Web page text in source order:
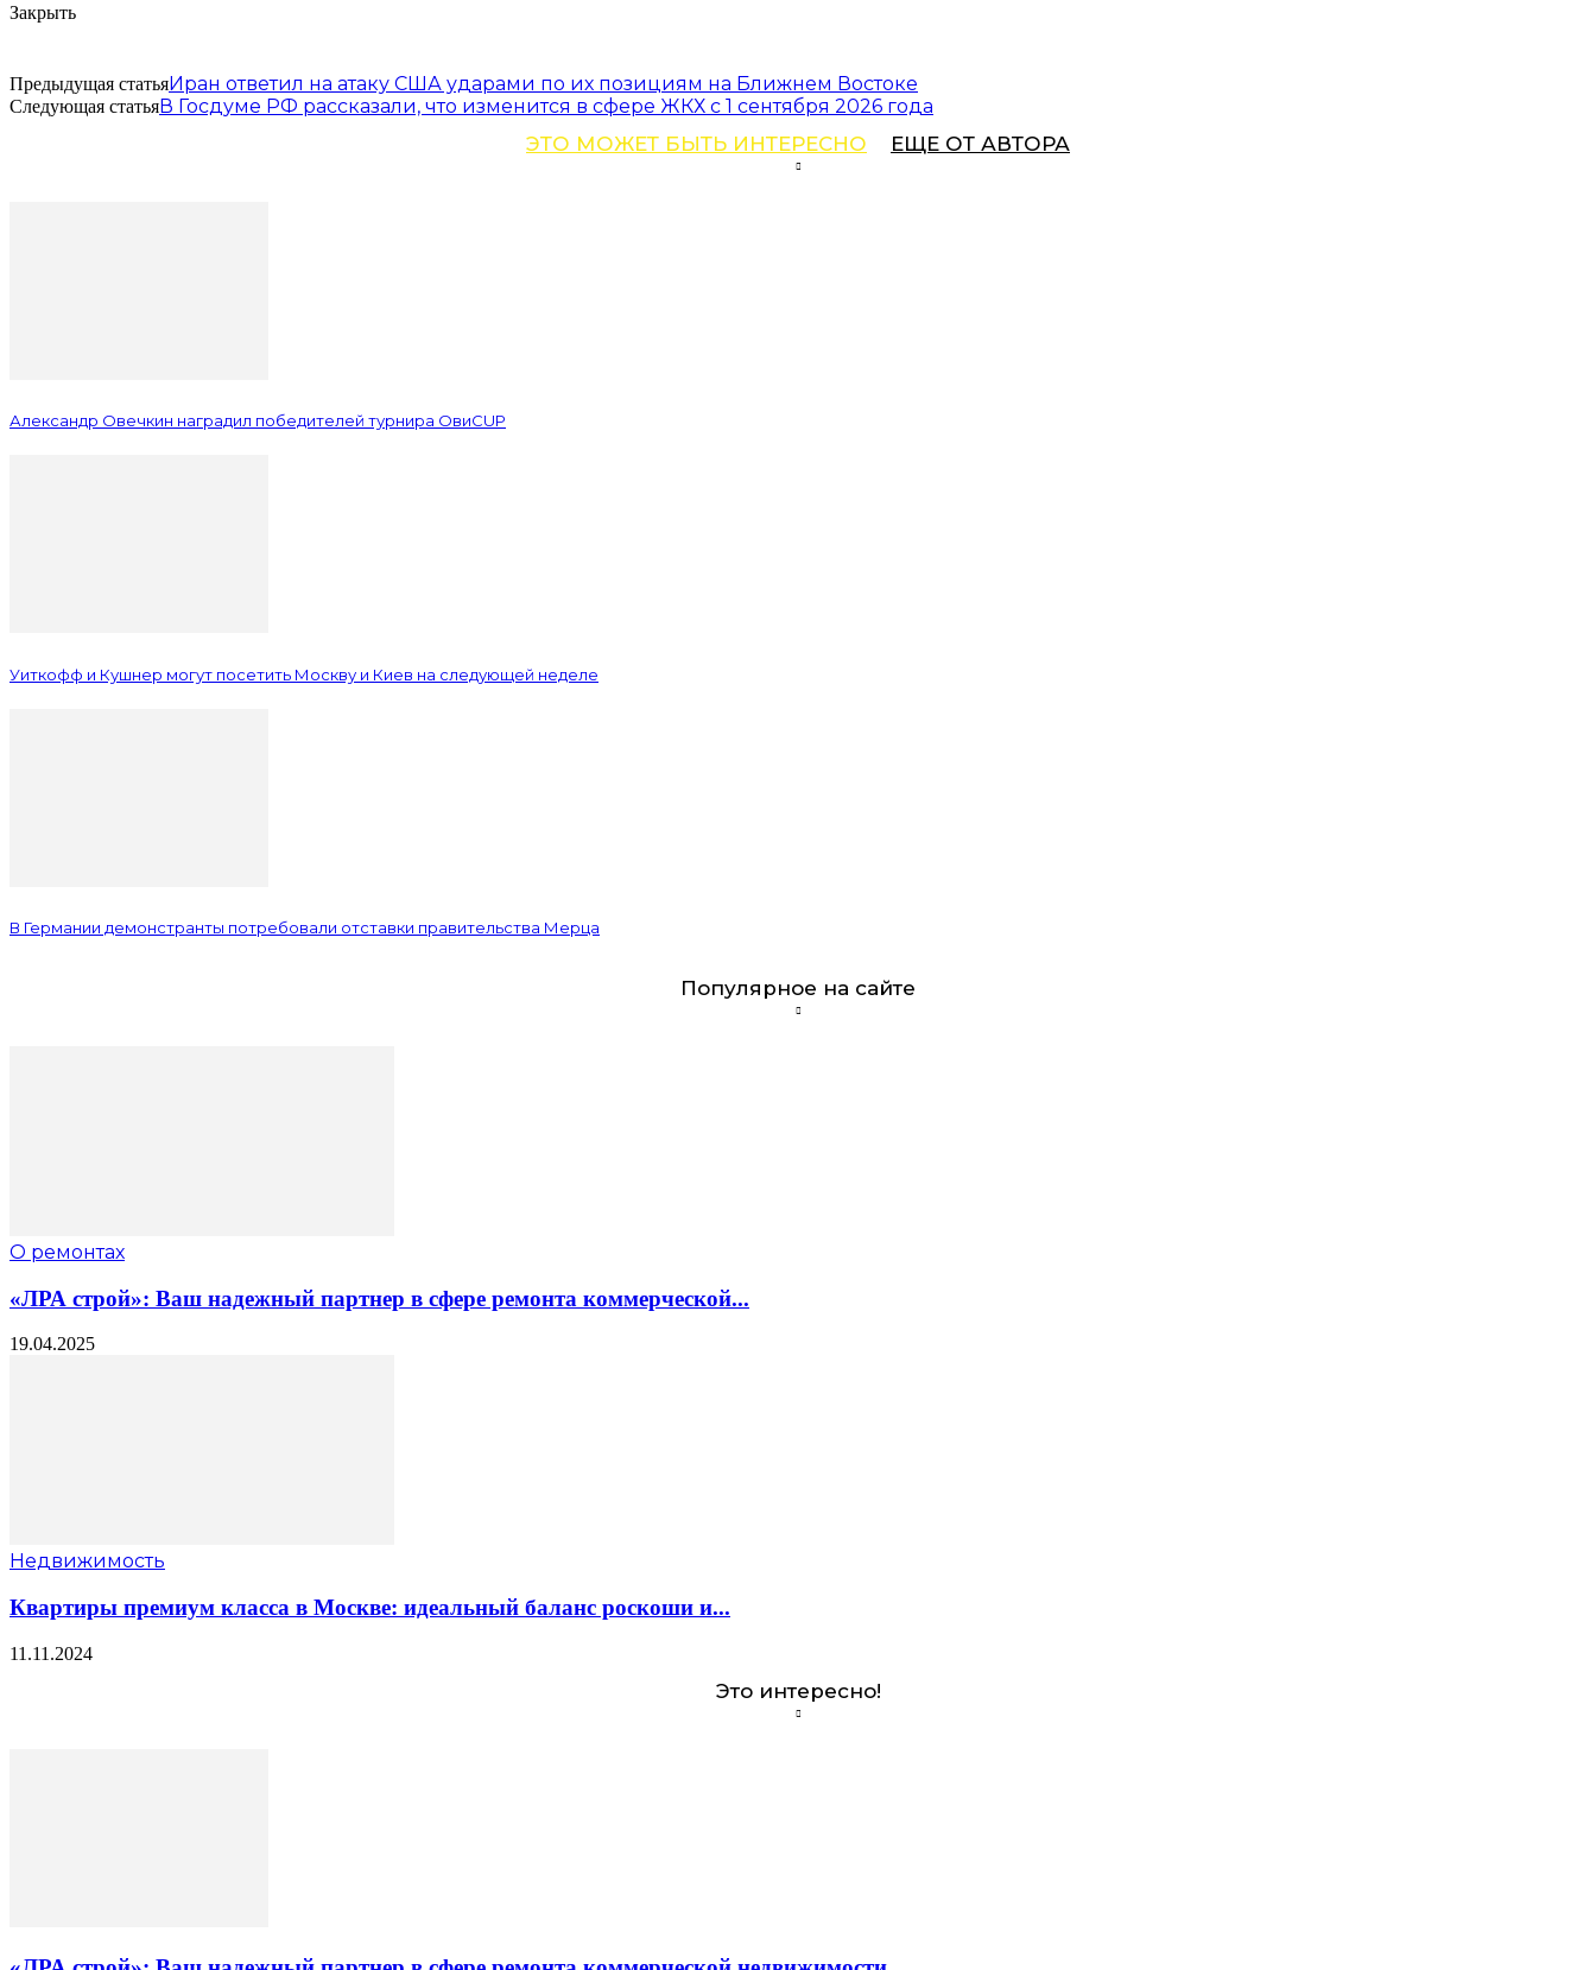
Закрыть
Предыдущая статьяИран ответил на атаку США ударами по их позициям на Ближнем Востоке
Следующая статьяВ Госдуме РФ рассказали, что изменится в сфере ЖКХ с 1 сентября 2026 года
ЭТО МОЖЕТ БЫТЬ ИНТЕРЕСНО ЕЩЕ ОТ АВТОРА
Александр Овечкин наградил победителей турнира ОвиCUP
Уиткофф и Кушнер могут посетить Москву и Киев на следующей неделе
В Германии демонстранты потребовали отставки правительства Мерца
Популярное на сайте
О ремонтах
«ЛРА строй»: Ваш надежный партнер в сфере ремонта коммерческой...
19.04.2025
Недвижимость
Квартиры премиум класса в Москве: идеальный баланс роскоши и...
11.11.2024
Это интересно!